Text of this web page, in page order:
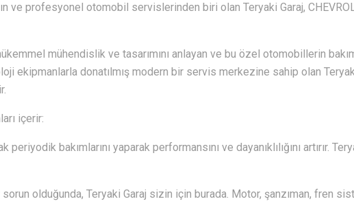
ve profesyonel otomobil servislerinden biri olan Teryaki Garaj,
mühendislik ve tasarımını anlayan ve bu özel otomobillerin
ekipmanlarla donatılmış modern bir servis merkezine sahip olan Teryaki
içerir:
periyodik bakımlarını yaparak performansını ve dayanıklılığını artırır.
sorun olduğunda, Teryaki Garaj sizin için burada. Motor, şanzıman, fren